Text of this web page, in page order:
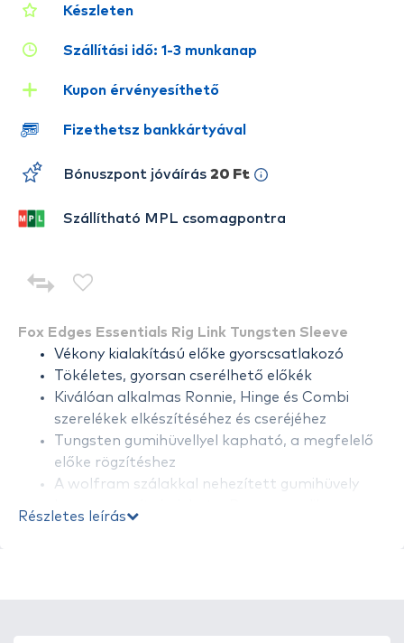
Fox Edges Essentials Rig Link Tungsten Sleeve
Vékony kialakítású előke gyorscsatlakozó
Tökéletes, gyorsan cserélhető előkék
Kiválóan alkalmas Ronnie, Hinge és Combi
szerelékek elkészítéséhez és cseréjéhez
Tungsten gumihüvellyel kapható, a megfelelő
előke rögzítéshez
A wolfram szálakkal nehezített gumihüvely
Részletes leírás
Készleten
Szállítási idő: 1-3 munkanap
Kupon érvényesíthető
Fizethetsz bankkártyával
Bónuszpont jóváírás 20 Ft
Szállítható MPL csomagpontra